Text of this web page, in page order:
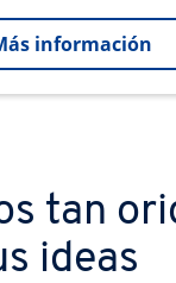
información
tan
ideas